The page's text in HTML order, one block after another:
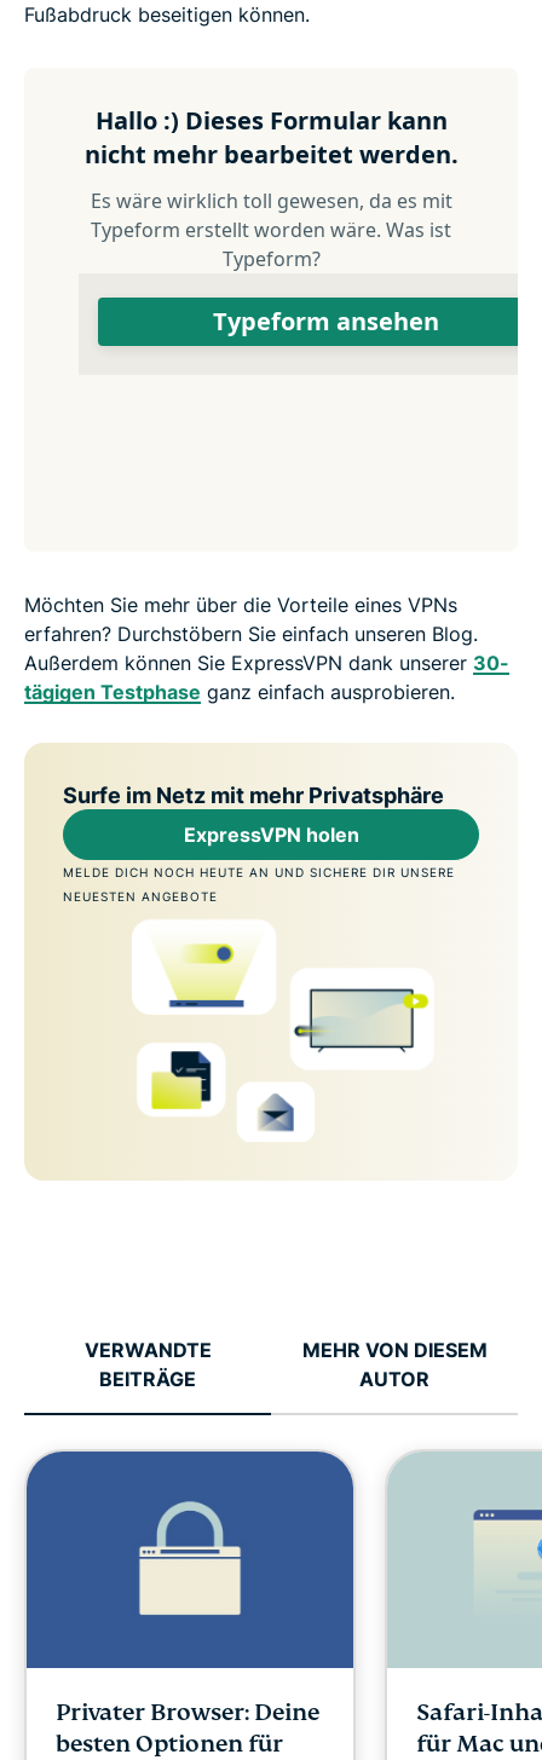
Fußabdruck beseitigen können.
Möchten Sie mehr über die Vorteile eines VPNs
erfahren? Durchstöbern Sie einfach unseren Blog.
Außerdem können Sie ExpressVPN dank unserer 30-
tägigen Testphase ganz einfach ausprobieren.
Surfe im Netz mit mehr Privatsphäre
ExpressVPN holen
MELDE DICH NOCH HEUTE AN UND SICHERE DIR UNSERE
NEUESTEN ANGEBOTE
VERWANDTE
BEITRÄGE
MEHR VON DIESEM
AUTOR
Privater Browser: Deine
besten Optionen für
Safari-
für Mac